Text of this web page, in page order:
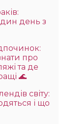
день з
про
та де
🌊
світу:
і що